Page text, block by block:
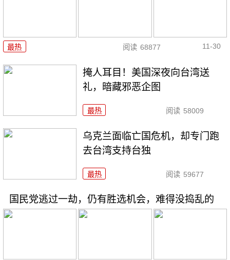
最热 阅读 68877 11-30
掩人耳目！美国深夜向台湾送
礼，暗藏邪恶企图
最热 阅读 58009
乌克兰面临亡国危机，却专门跑
去台湾支持台独
最热 阅读 59677
国民党逃过一劫，仍有胜选机会，难得没捣乱的